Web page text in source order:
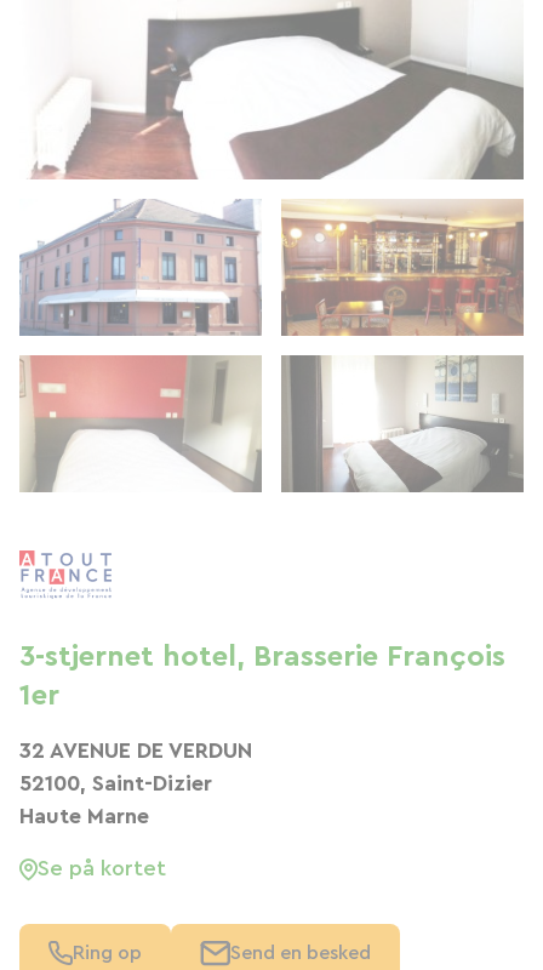
3-stjernet hotel, Brasserie François
1er
32 AVENUE DE VERDUN
52100, Saint-Dizier
Haute Marne
Se på kortet
Ring op Send en besked